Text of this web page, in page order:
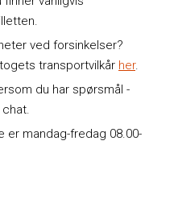
ved forsinkelser?
transportvilkår her.
du har spørsmål -
er mandag-fredag 08.00-